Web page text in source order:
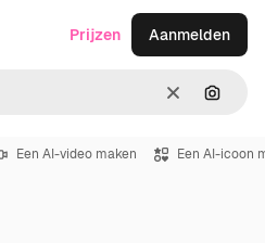
Wissen
Prijzen Aanmelden
Een AI-video maken Een AI-icoon